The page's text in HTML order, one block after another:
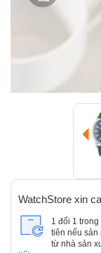
WatchStore xin
1 đổi 1 trong
tiên nếu sản
từ nhà sản